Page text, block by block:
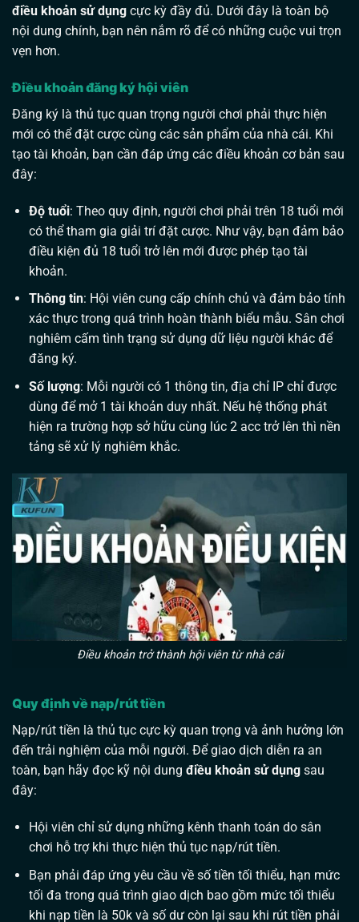
điều khoản sử dụng cực kỳ đầy đủ. Dưới đây là toàn bộ
nội dung chính, bạn nên nắm rõ để có những cuộc vui trọn
vẹn hơn.
Điều khoản đăng ký hội viên
Đăng ký là thủ tục quan trọng người chơi phải thực hiện
mới có thể đặt cược cùng các sản phẩm của nhà cái. Khi
tạo tài khoản, bạn cần đáp ứng các điều khoản cơ bản sau
đây:
Độ tuổi: Theo quy định, người chơi phải trên 18 tuổi mới
có thể tham gia giải trí đặt cược. Như vậy, bạn đảm bảo
điều kiện đủ 18 tuổi trở lên mới được phép tạo tài
khoản.
Thông tin: Hội viên cung cấp chính chủ và đảm bảo tính
xác thực trong quá trình hoàn thành biểu mẫu. Sân chơi
nghiêm cấm tình trạng sử dụng dữ liệu người khác để
đăng ký.
Số lượng: Mỗi người có 1 thông tin, địa chỉ IP chỉ được
dùng để mở 1 tài khoản duy nhất. Nếu hệ thống phát
hiện ra trường hợp sở hữu cùng lúc 2 acc trở lên thì nền
tảng sẽ xử lý nghiêm khắc.
Điều khoản trở thành hội viên từ nhà cái
Quy định về nạp/rút tiền
Nạp/rút tiền là thủ tục cực kỳ quan trọng và ảnh hưởng lớn
đến trải nghiệm của mỗi người. Để giao dịch diễn ra an
toàn, bạn hãy đọc kỹ nội dung điều khoản sử dụng sau
đây:
Hội viên chỉ sử dụng những kênh thanh toán do sân
chơi hỗ trợ khi thực hiện thủ tục nạp/rút tiền.
Bạn phải đáp ứng yêu cầu về số tiền tối thiểu, hạn mức
tối đa trong quá trình giao dịch bao gồm mức tối thiểu
khi nạp tiền là 50k và số dư còn lại sau khi rút tiền phải